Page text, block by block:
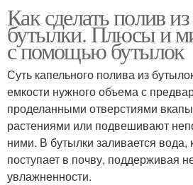
Как сделать полив
бутылки. Плюсы и
с помощью бутылок
Суть капельного полива из
емкости нужного объема с
проделанными отверстиями
растениями или подвешивают
ними. В бутылки заливается вода,
поступает в почву, поддерживая
увлажненности.